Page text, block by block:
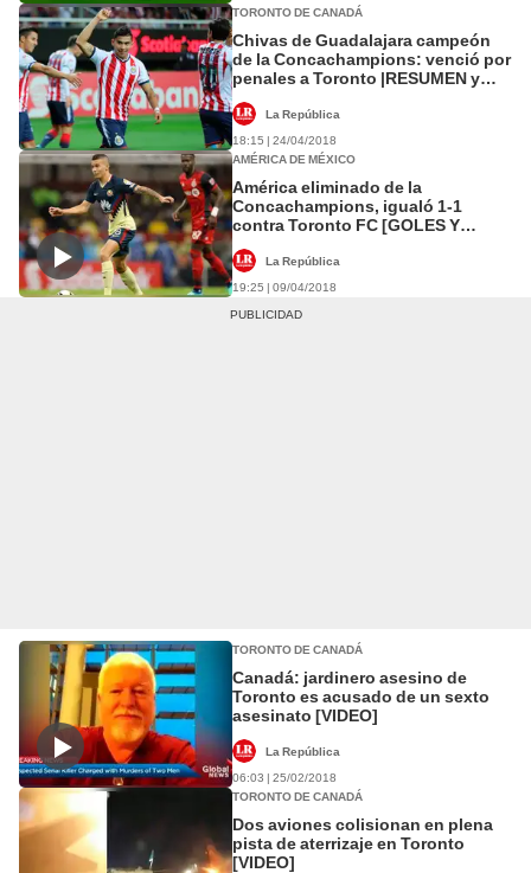
TORONTO DE CANADÁ
Chivas de Guadalajara campeón
de la Concachampions: venció por
penales a Toronto |RESUMEN y
La República
18:15 | 24/04/2018
AMÉRICA DE MÉXICO
América eliminado de la
Concachampions, igualó 1-1
contra Toronto FC [GOLES Y
La República
19:25 | 09/04/2018
TORONTO DE CANADÁ
Canadá: jardinero asesino de
Toronto es acusado de un sexto
asesinato [VIDEO]
La República
06:03 | 25/02/2018
TORONTO DE CANADÁ
Dos aviones colisionan en plena
pista de aterrizaje en Toronto
[VIDEO]